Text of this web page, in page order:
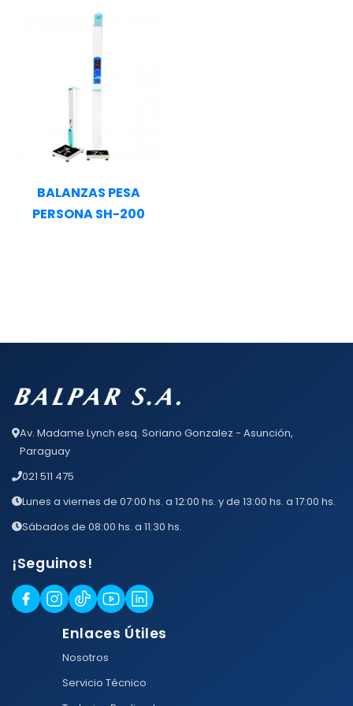
BALANZAS PESA
PERSONA SH-200
Av. Madame Lynch esq. Soriano Gonzalez - Asunción,
Paraguay
021 511 475
Lunes a viernes de 07:00 hs. a 12:00 hs. y de 13:00 hs. a 17:00 hs.
Sábados de 08:00 hs. a 11:30 hs.
¡Seguinos!
Enlaces Útiles
Nosotros
Servicio Técnico